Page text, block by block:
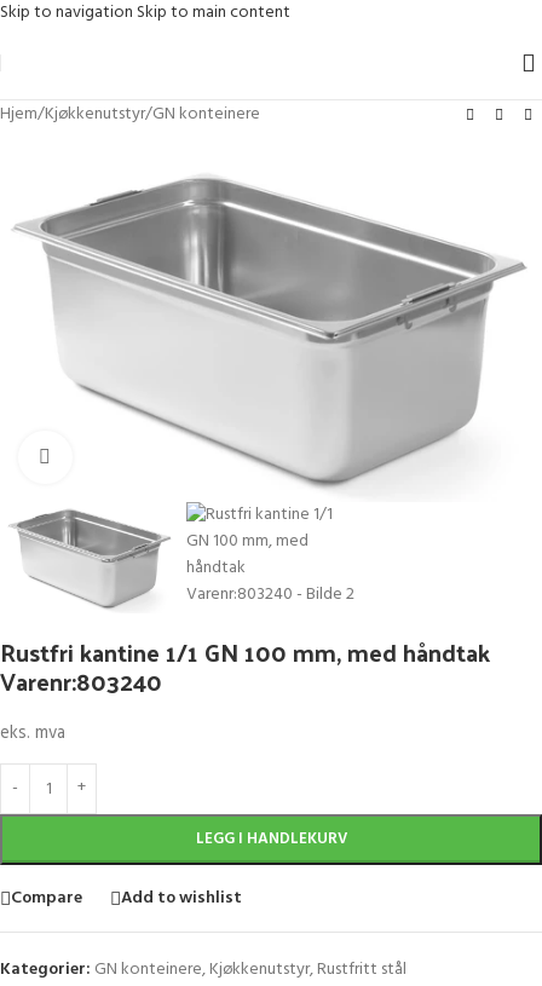
Skip to navigation Skip to main content
Hjem/Kjøkkenutstyr/GN konteinere
Rustfri kantine 1/1 GN 100 mm, med håndtak
Varenr:803240
eks. mva
LEGG I HANDLEKURV
Compare Add to wishlist
Kategorier: GN konteinere,Kjøkkenutstyr,Rustfritt stål